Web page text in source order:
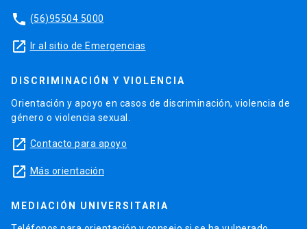
phone (56)95504 5000
launch Ir al sitio de Emergencias
DISCRIMINACIÓN Y VIOLENCIA
Orientación y apoyo en casos de discriminación, violencia de
género o violencia sexual.
launch Contacto para apoyo
launch Más orientación
MEDIACIÓN UNIVERSITARIA